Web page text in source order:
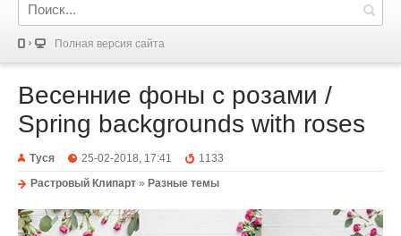
Полная версия сайта
Весенние фоны с розами /
Spring backgrounds with roses
Туся 25-02-2018, 17:41
1133
Растровый Клипарт » Разные темы